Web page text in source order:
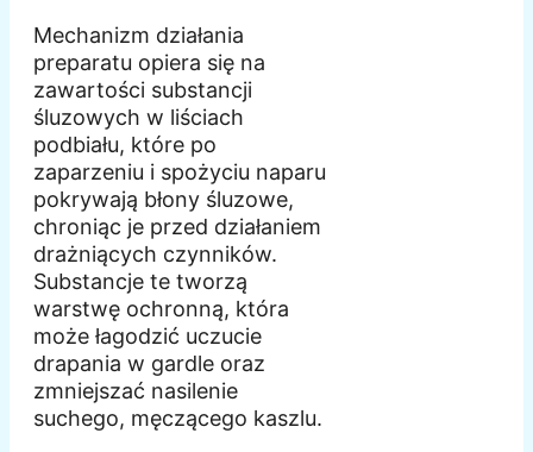
Mechanizm działania
preparatu opiera się na
zawartości substancji
śluzowych w liściach
podbiału, które po
zaparzeniu i spożyciu naparu
pokrywają błony śluzowe,
chroniąc je przed działaniem
drażniących czynników.
Substancje te tworzą
warstwę ochronną, która
może łagodzić uczucie
drapania w gardle oraz
zmniejszać nasilenie
suchego, męczącego kaszlu.